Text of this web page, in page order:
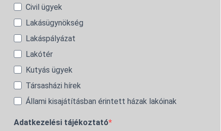
Civil ügyek
Lakásügynökség
Lakáspályázat
Lakótér
Kutyás ügyek
Társasházi hírek
Állami kisajátításban érintett házak lakóinak
Adatkezelési tájékoztató